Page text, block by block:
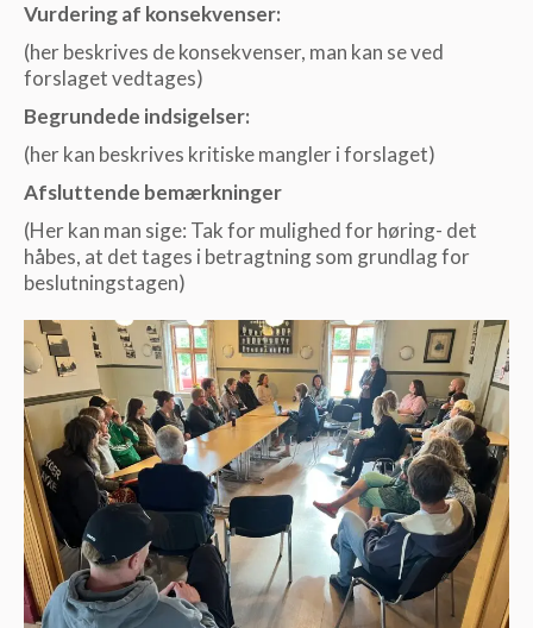
Vurdering af konsekvenser:
(her beskrives de konsekvenser, man kan se ved
forslaget vedtages)
Begrundede indsigelser:
(her kan beskrives kritiske mangler i forslaget)
Afsluttende bemærkninger
(Her kan man sige: Tak for mulighed for høring- det
håbes, at det tages i betragtning som grundlag for
beslutningstagen)